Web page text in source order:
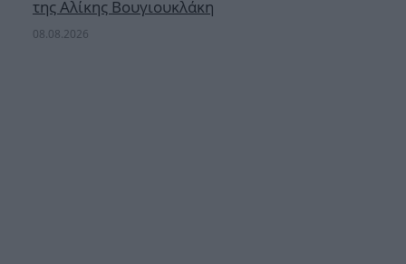
της Αλίκης Βουγιουκλάκη
08.08.2026